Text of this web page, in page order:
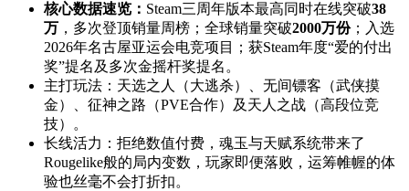
核心数据速览： Steam三周年版本最高同时在线突破38
万 ，多次登顶销量周榜；全球销量突破2000万份；入选
2026年名古屋亚运会电竞项目；获Steam年度“爱的付出
奖”提名及多次金摇杆奖提名。
主打玩法：天选之人（大逃杀）、无间镖客（武侠摸
金）、征神之路（PVE合作）及天人之战（高段位竞
技）。
长线活力：拒绝数值付费，魂玉与天赋系统带来了
Rougelike般的局内变数，玩家即便落败，运筹帷幄的体
验也丝毫不会打折扣。